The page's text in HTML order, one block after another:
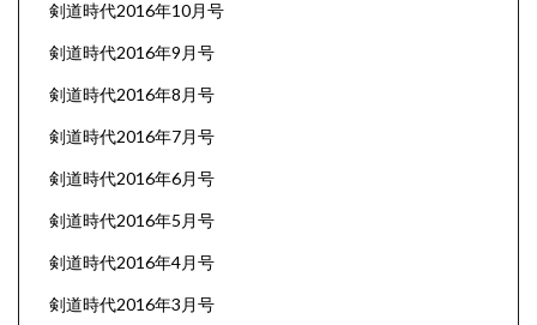
剣道時代2016年10月号
剣道時代2016年9月号
剣道時代2016年8月号
剣道時代2016年7月号
剣道時代2016年6月号
剣道時代2016年5月号
剣道時代2016年4月号
剣道時代2016年3月号